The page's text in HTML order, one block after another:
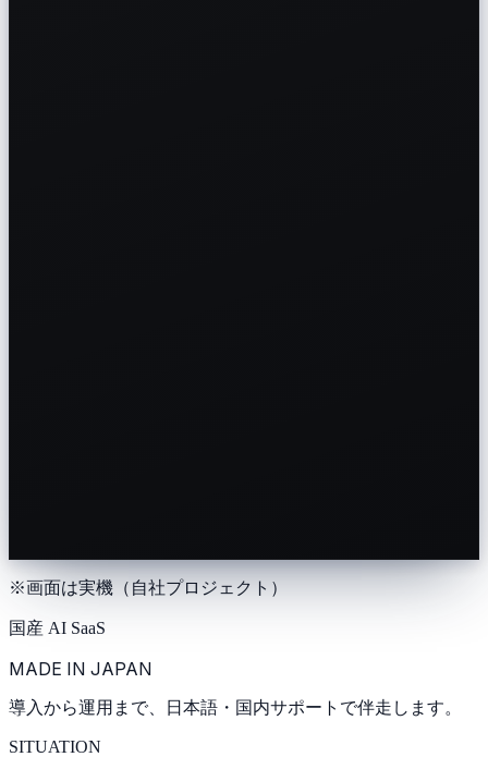
※画面は実機（自社プロジェクト）
国産 AI SaaS
MADE IN JAPAN
導入から運用まで、 日本語・国内サポート で伴走します。
SITUATION